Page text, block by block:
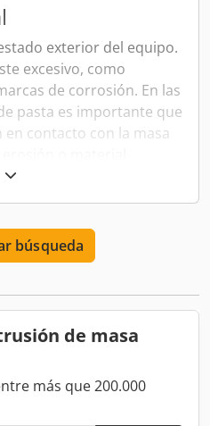
exterior del equipo.
excesivo, como
de corrosión. En las
pasta es importante que
contacto con la masa
antes de comprarla.
configuraciones
sistema de expulsión y
funcionar con precisión
del producto final.
y
búsqueda
de masa
más que 200.000